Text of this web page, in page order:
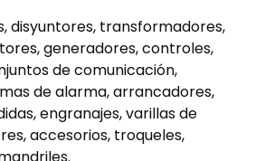
disyuntores, transformadores,
generadores, controles,
de comunicación,
de alarma, arrancadores,
engranajes, varillas de
accesorios, troqueles,